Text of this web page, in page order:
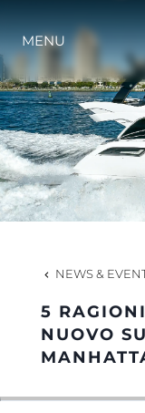
VALUTA
MENU
NEWS &
5
NUOVO